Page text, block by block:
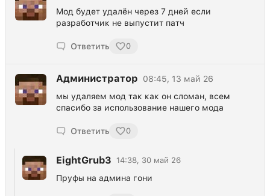
Мод будет удалён через 7 дней если
разработчик не выпустит патч
Ответить 0
Администратор
08:45, 13 май 26
мы удаляем мод так как он сломан, всем
спасибо за использование нашего мода
Ответить 0
EightGrub3 14:38, 30 май 26
Пруфы на админа гони